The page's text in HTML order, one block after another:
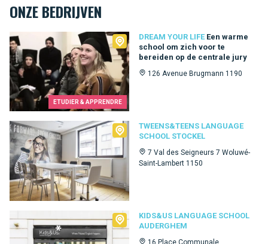
ONZE BEDRIJVEN
ETUDIER & APPRENDRE
DREAM YOUR LIFE Een warme
school om zich voor te
bereiden op de centrale jury
126 Avenue Brugmann 1190
Dream Your Life
TWEENS&TEENS LANGUAGE
SCHOOL STOCKEL
7 Val des Seigneurs 7 Woluwé-
Saint-Lambert 1150
Tweens&Teens language school Stockel
KIDS&US LANGUAGE SCHOOL
AUDERGHEM
16 Place Communale
Kids&Us language school Auderghem